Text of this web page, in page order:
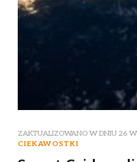
ZAKTUALIZOWANO W DNIU 26
CIEKAWOSTKI